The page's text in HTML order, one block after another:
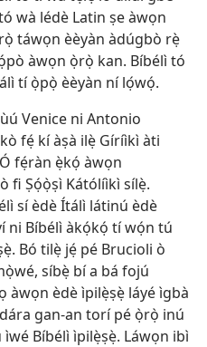
wà lédè Latin ṣe àwọn
táwọn èèyàn àdúgbò rẹ̀
àwọn ọ̀rọ̀ kan. Bíbélì tó
tí ọ̀pọ̀ èèyàn ní lọ́wọ́.
Venice ni Antonio
fẹ́ kí àṣà ilẹ̀ Gíríìkì àti
fẹ́ràn ẹ̀kọ́ àwọn
fi Ṣọ́ọ̀ṣì Kátólíìkì sílẹ̀.
sí èdè Ítálì látinú èdè
ni Bíbélì àkọ́kọ́ tí wọ́n tú
Bó tilẹ̀ jẹ́ pé Brucioli ò
síbẹ̀ bí a bá fojú
àwọn èdè ìpilẹ̀ṣẹ̀ láyé ìgbà
gan-an torí pé ọ̀rọ̀ inú
Bíbélì ìpilẹ̀ṣẹ̀. Láwọn ibì